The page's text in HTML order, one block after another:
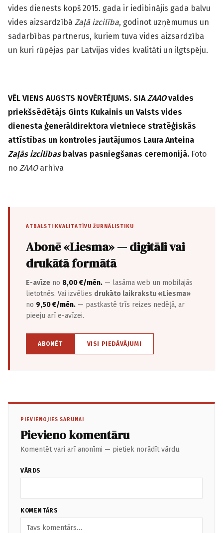
vides dienests kopš 2015. gada ir iedibinājis gada balvu
vides aizsardzībā Zaļā izcilība, godinot uzņēmumus un
sadarbības partnerus, kuriem tuva vides aizsardzība
un kuri rūpējas par Latvijas vides kvalitāti un ilgtspēju.
VĒL VIENS AUGSTS NOVĒRTĒJUMS. SIAZAAOvaldes
priekšsēdētājs Gints Kukainis un Valsts vides
dienesta ģenerāldirektora vietniece stratēģiskās
attīstības un kontroles jautājumos Laura Anteina
Zaļās izcilībasbalvas pasniegšanas ceremonijā. Foto
no ZAAO arhīva
ATBALSTI KVALITATĪVU ŽURNĀLISTIKU
Abonē «Liesma» — digitāli vai
drukātā formātā
E-avīze no 8,00 €/mēn. — lasāma web un mobilajās
lietotnēs. Vai izvēlies drukāto laikrakstu «Liesma»
no 9,50 €/mēn. — pastkastē trīs reizes nedēļā, ar
pieeju arī e-avīzei.
ABONĒT VISI PIEDĀVĀJUMI
PIEVIENOJIES SARUNAI
Pievieno komentāru
Komentēt vari arī anonīmi — pietiek norādīt vārdu.
VĀRDS
KOMENTĀRS